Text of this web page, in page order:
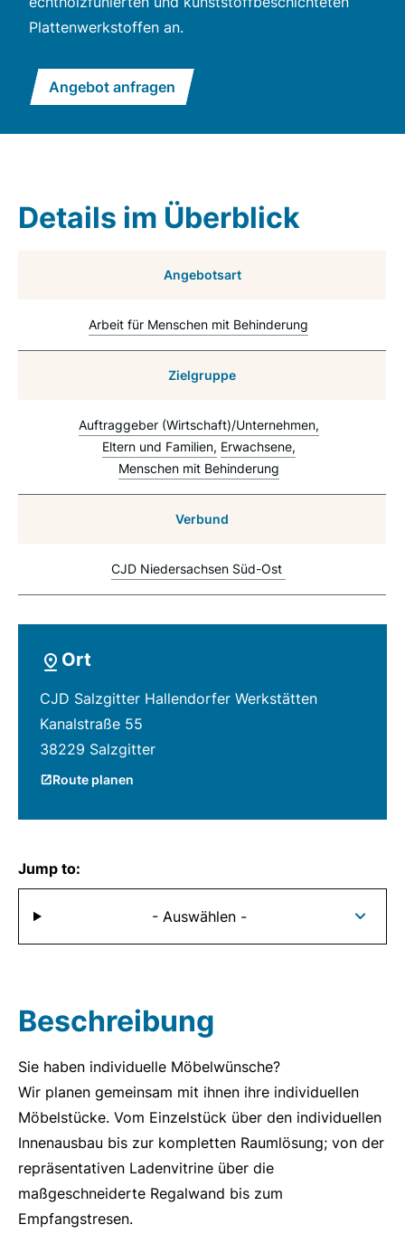
Plattenwerkstoffen an.
Angebot anfragen
Details im Überblick
Angebotsart
Arbeit für Menschen mit Behinderung
Zielgruppe
Auftraggeber (Wirtschaft)/Unternehmen
Eltern und Familien Erwachsene
Menschen mit Behinderung
Verbund
CJD Niedersachsen Süd-Ost
Ort
CJD Salzgitter Hallendorfer Werkstätten
Kanalstraße 55
38229 Salzgitter
Route planen
Jump to:
- Auswählen -
Beschreibung
Sie haben individuelle Möbelwünsche?
Wir planen gemeinsam mit ihnen ihre individuellen
Möbelstücke. Vom Einzelstück über den individuellen
Innenausbau bis zur kompletten Raumlösung; von der
repräsentativen Ladenvitrine über die
maßgeschneiderte Regalwand bis zum
Empfangstresen.